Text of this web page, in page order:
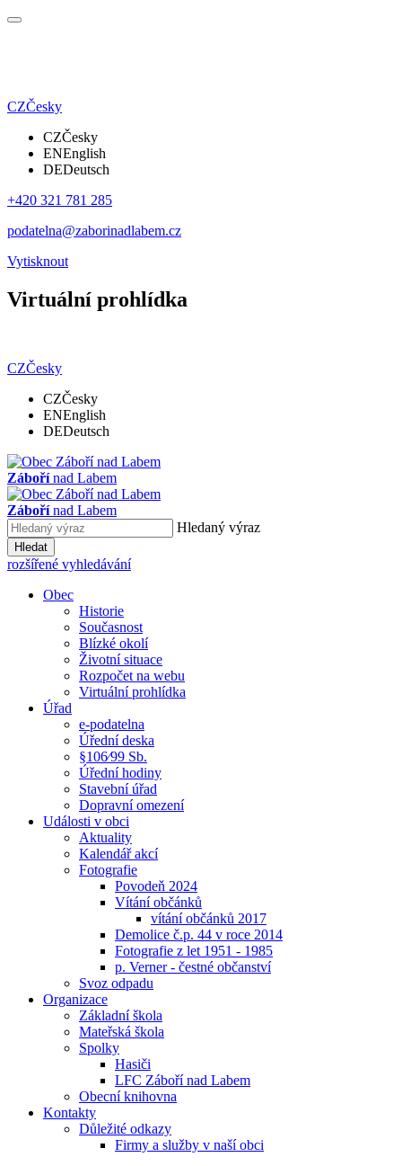
CZČesky
CZČesky
ENEnglish
DEDeutsch
+420 321 781 285
podatelna@zaborinadlabem.cz
Vytisknout
Virtuální prohlídka
CZČesky
CZČesky
ENEnglish
DEDeutsch
Zábořínad Labem
Zábořínad Labem
Hledaný výraz
Hledat
rozšířené vyhledávání
Obec
Historie
Současnost
Blízké okolí
Životní situace
Rozpočet na webu
Virtuální prohlídka
Úřad
e-podatelna
Úřední deska
§106⁄99 Sb.
Úřední hodiny
Stavební úřad
Dopravní omezení
Události v obci
Aktuality
Kalendář akcí
Fotografie
Povodeň 2024
Vítání občánků
vítání občánků 2017
Demolice č.p. 44 v roce 2014
Fotografie z let 1951 - 1985
p. Verner - čestné občanství
Svoz odpadu
Organizace
Základní škola
Mateřská škola
Spolky
Hasiči
LFC Záboří nad Labem
Obecní knihovna
Kontakty
Důležité odkazy
Firmy a služby v naší obci